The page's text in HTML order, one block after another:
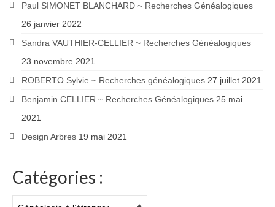
Paul SIMONET BLANCHARD ~ Recherches Généalogiques
26 janvier 2022
Sandra VAUTHIER-CELLIER ~ Recherches Généalogiques
23 novembre 2021
ROBERTO Sylvie ~ Recherches généalogiques 27 juillet 2021
Benjamin CELLIER ~ Recherches Généalogiques 25 mai
2021
Design Arbres 19 mai 2021
Catégories :